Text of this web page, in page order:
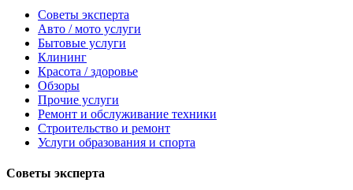
Советы эксперта
Авто / мото услуги
Бытовые услуги
Клининг
Красота / здоровье
Обзоры
Прочие услуги
Ремонт и обслуживание техники
Строительство и ремонт
Услуги образования и спорта
Советы эксперта